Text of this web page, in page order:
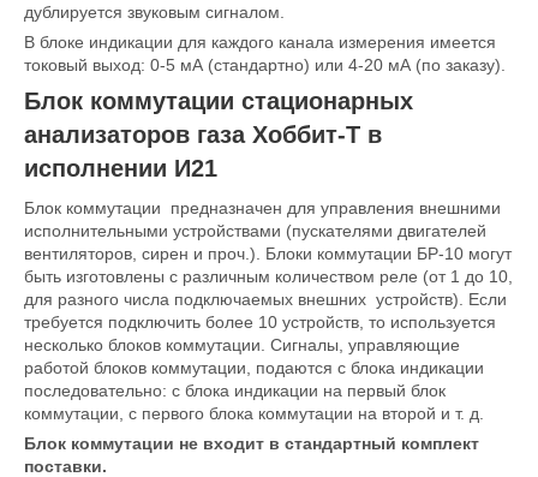
дублируется звуковым сигналом.
В блоке индикации для каждого канала измерения имеется
токовый выход: 0-5 мА (стандартно) или 4-20 мА (по заказу).
Блок коммутации стационарных
анализаторов газа Хоббит-Т в
исполнении И21
Блок коммутации предназначен для управления внешними
исполнительными устройствами (пускателями двигателей
вентиляторов, сирен и проч.). Блоки коммутации БР-10 могут
быть изготовлены с различным количеством реле (от 1 до 10,
для разного числа подключаемых внешних устройств). Если
требуется подключить более 10 устройств, то используется
несколько блоков коммутации. Сигналы, управляющие
работой блоков коммутации, подаются с блока индикации
последовательно: с блока индикации на первый блок
коммутации, с первого блока коммутации на второй и т. д.
Блок коммутации не входит в стандартный комплект
поставки.